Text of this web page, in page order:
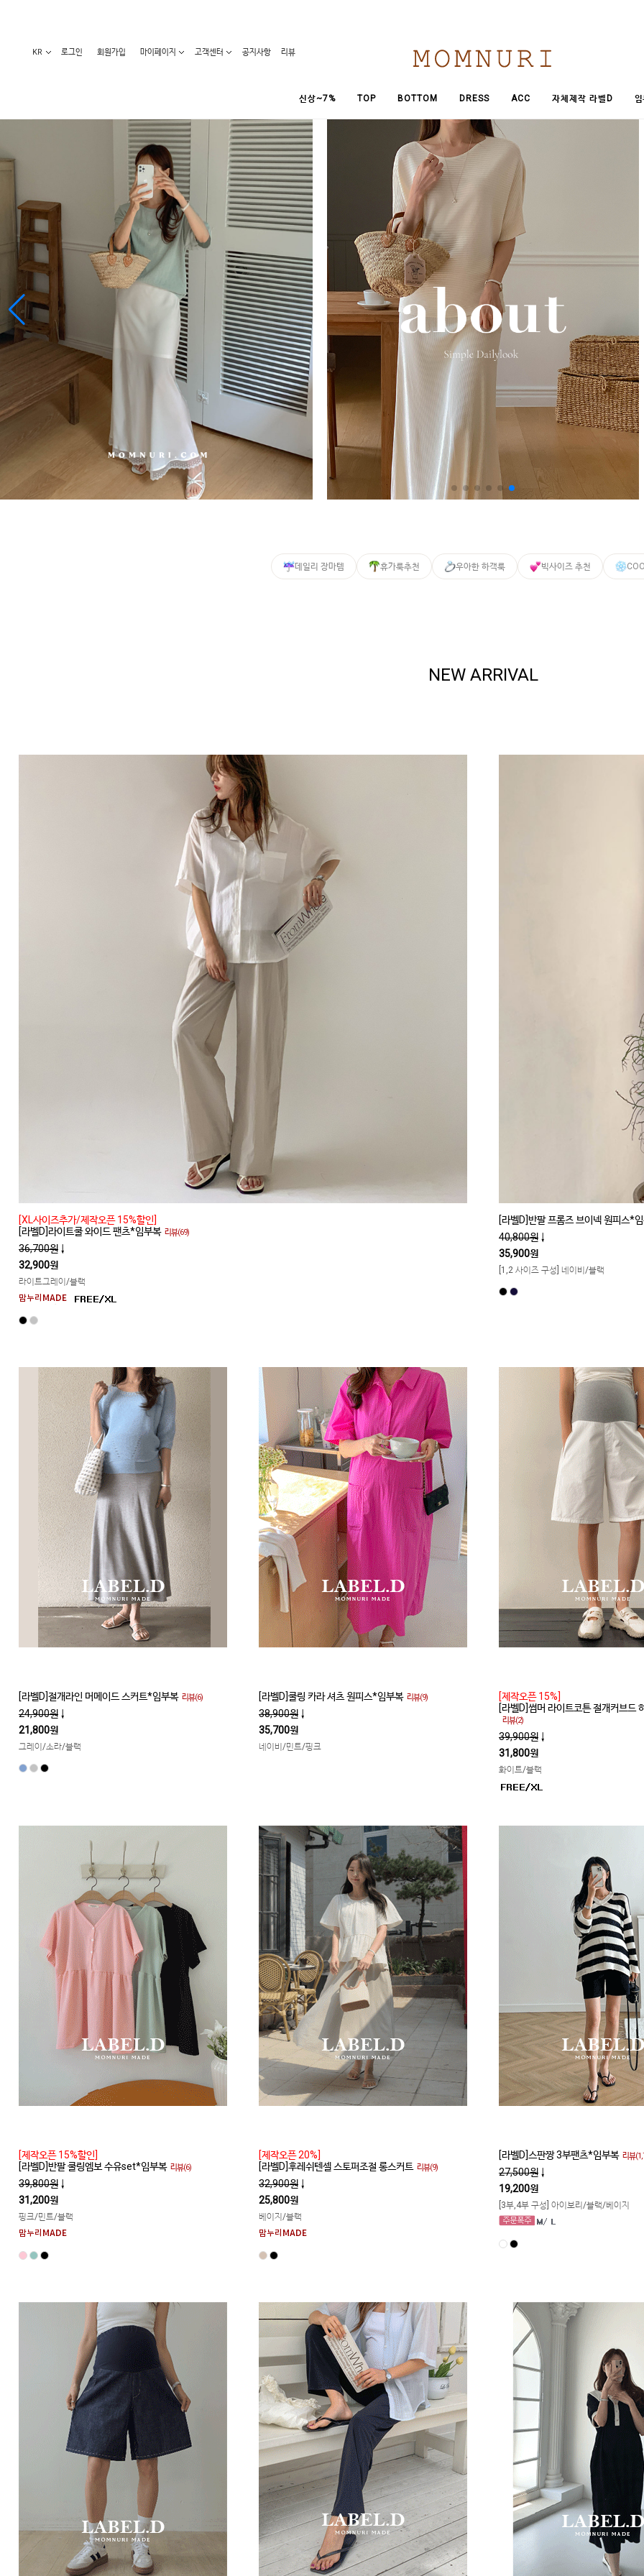
KR 로그인 회원가입 마이페이지 고객센터 공지사항 리뷰
신상~7% TOP BOTTOM DRESS ACC 자체제작 라벨D
오늘발송
세일50-80%
임산부화장품
원피스
블라우스/니트
티/나시
아우터
임산부하의
레깅스/스타킹
수유복
코디아이템
특가상품
홈웨어
요가복
수영복
언더웨어
앱특가
커뮤니티
맘누리뉴스
다이어리
리얼체험단모집
만삭사진컨테스트
데일리 장마템 휴가룩추천 우아한 하객룩 빅사이즈 추천
NEW ARRIVAL
[XL사이즈추가/제작오픈 15%할인]
[라벨D]라이트쿨 와이드 팬츠*임부복 리뷰(69)
36,700원 ↓
32,900원
라이트그레이/블랙
[라벨D]반팔 프롬즈 브이넥 원피스*
40,800원 ↓
35,900원
[1,2 사이즈 구성] 네이비/블랙
[라벨D]절개라인 머메이드 스커트*임부복 리뷰(6)
24,900원 ↓
21,800원
그레이/소라/블랙
[라벨D]쿨링 카라 셔츠 원피스*임부복 리뷰(9)
38,900원 ↓
35,700원
네이비/민트/핑크
[제작오픈 15%]
[라벨D]썸머 라이트코튼 절개커브드
리뷰(2)
39,900원 ↓
31,800원
화이트/블랙
[제작오픈 15%할인]
[라벨D]반팔 쿨링엠보 수유set*임부복 리뷰(6)
39,800원 ↓
31,200원
핑크/민트/블랙
[제작오픈 20%]
[라벨D]후레쉬텐셀 스토퍼조절 롱스커트 리뷰(9)
32,900원 ↓
25,800원
베이지/블랙
[라벨D]스판짱 3부팬츠*임부복 리뷰
27,500원 ↓
19,200원
[3부,4부 구성] 아이보리/블랙/베이지